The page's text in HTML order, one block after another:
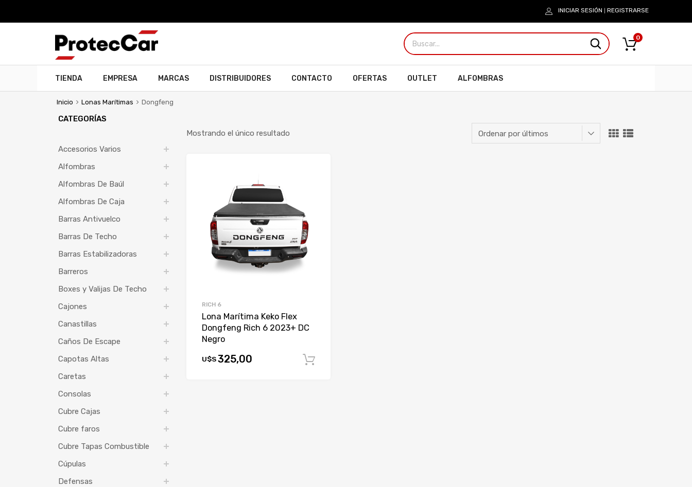
INICIAR SESIÓN REGISTRARSE
0
TIENDA EMPRESA MARCAS DISTRIBUIDORES CONTACTO OFERTAS OUTLET ALFOMBRAS
Inicio Lonas Marítimas Dongfeng
Mostrando el único resultado
RICH 6
Lona Marítima Keko Flex
Dongfeng Rich 6 2023+ DC
Negro
U$S325,00
CATEGORÍAS
Accesorios Varios
Alfombras
Alfombras De Baúl
Alfombras De Caja
Barras Antivuelco
Barras De Techo
Barras Estabilizadoras
Barreros
Boxes y Valijas De Techo
Cajones
Canastillas
Caños De Escape
Capotas Altas
Caretas
Consolas
Cubre Cajas
Cubre faros
Cubre Tapas Combustible
Cúpulas
Defensas